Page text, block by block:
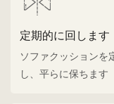
定期的に回します
ソファクッションを
し、平らに保ちます